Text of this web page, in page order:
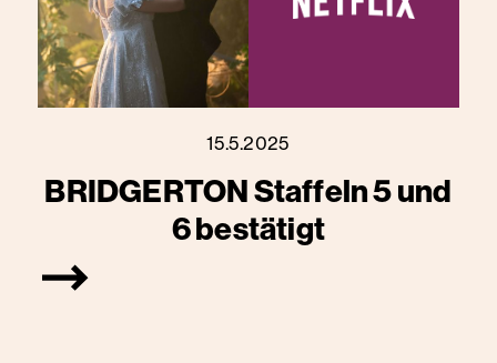
15.5.2025
BRIDGERTON Staffeln 5 und
6 bestätigt